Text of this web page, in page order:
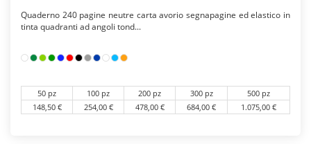
Quaderno 240 pagine neutre carta avorio segnapagine ed elastico in
tinta quadranti ad angoli tond...
50 pz 100 pz 200 pz 300 pz
500 pz
148,50 €
254,00 € 478,00 € 684,00 € 1.075,00 €